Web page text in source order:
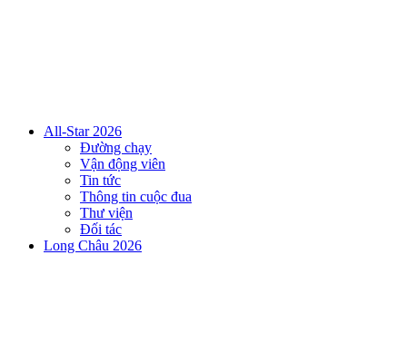
All-Star 2026
Đường chạy
Vận động viên
Tin tức
Thông tin cuộc đua
Thư viện
Đối tác
Long Châu 2026